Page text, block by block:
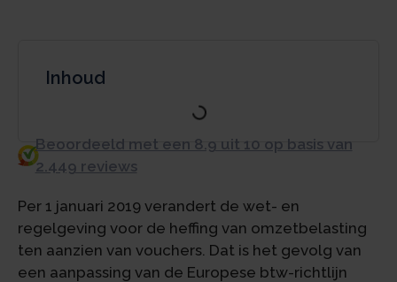
Inhoud
Beoordeeld met een 8.9 uit 10 op basis van
2.449 reviews
Per 1 januari 2019 verandert de wet- en
regelgeving voor de heffing van omzetbelasting
ten aanzien van vouchers. Dat is het gevolg van
een aanpassing van de Europese btw-richtlijn